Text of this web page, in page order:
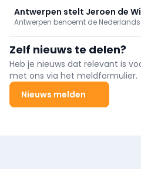
stadsdiensten te centraliseren,
programma (bv. wonen).
begeleiding door Team Vlaams
Antwerpen stelt Jeroen de
stadsbouwmeester
Antwerpen benoemt de
projecten en verbindt beleid en
Zelf nieuws te delen?
Heb je nieuws dat relevant is
met ons via het meldformulier.
Nieuws melden